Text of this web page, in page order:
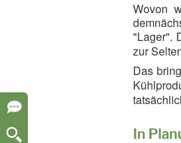
Wovon
"Lager".
zur
Das
In